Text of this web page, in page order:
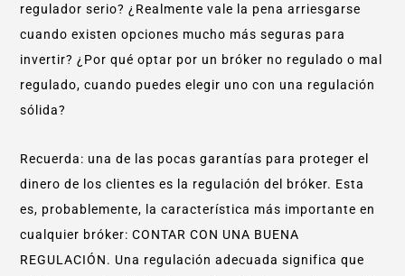
regulador serio? ¿Realmente vale la pena arriesgarse
cuando existen opciones mucho más seguras para
invertir? ¿Por qué optar por un bróker no regulado o mal
regulado, cuando puedes elegir uno con una regulación
sólida?
Recuerda: una de las pocas garantías para proteger el
dinero de los clientes es la regulación del bróker. Esta
es, probablemente, la característica más importante en
cualquier bróker: CONTAR CON UNA BUENA
REGULACIÓN. Una regulación adecuada significa que